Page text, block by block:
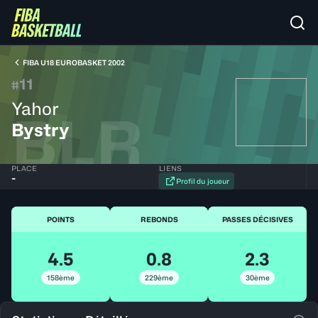
FIBA U18 EUROBASKET 2002
#11
Yahor
Bystry
BLR
PLACE
-
LIENS
Profil du joueur
POINTS
4.5
158ème
REBONDS
0.8
229ème
PASSES DÉCISIVES
2.3
30ème